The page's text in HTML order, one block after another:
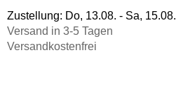
Zustellung: Do, 13.08. - Sa, 15.08.
Versand in 3-5 Tagen
Versandkostenfrei